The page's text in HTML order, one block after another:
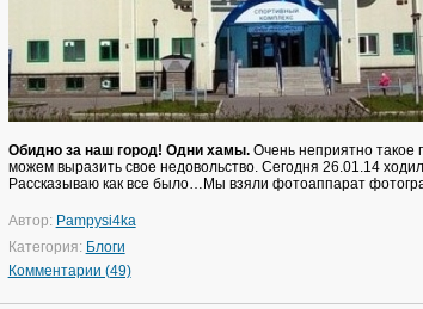
Обидно за наш город! Одни хамы.Очень неприятно такое
можем выразить свое недовольство. Сегодня 26.01.14
Рассказываю как все было…Мы взяли фотоаппарат
Автор: Pampysi4ka
Категория: Блоги
Комментарии (49)